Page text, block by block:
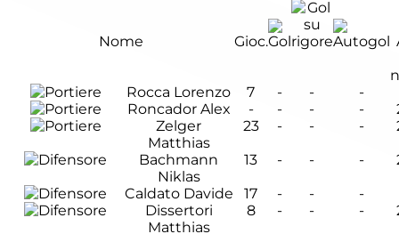
Nome Gioc.
Rocca Lorenzo
7 - -
-
Roncador Alex
- - - -
Zelger
Matthias
23 - - -
Bachmann
Niklas
13 - - -
Caldato Davide
17 - -
-
Dissertori
Matthias
8 - - -